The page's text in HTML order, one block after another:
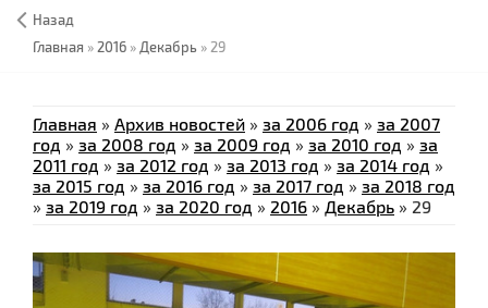
Назад
Главная » 2016 » Декабрь » 29
Главная » Архив новостей » за 2006 год » за 2007
год » за 2008 год » за 2009 год » за 2010 год » за
2011 год » за 2012 год » за 2013 год » за 2014 год »
за 2015 год » за 2016 год » за 2017 год » за 2018 год
» за 2019 год » за 2020 год » 2016 » Декабрь » 29